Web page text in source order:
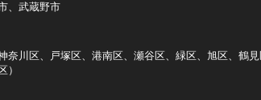
、武蔵野市
川区、戸塚区、港南区、瀬谷区、緑区、旭区、鶴
）